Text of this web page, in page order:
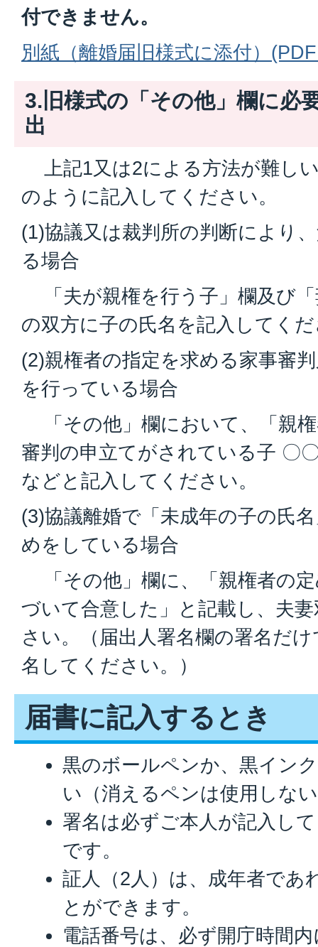
付できません。
別紙（離婚届旧様式に添付）
3.旧様式の「その他」欄に必
出
上記1又は2による方法が難し
のように記入してください。
(1)協議又は裁判所の判断により
る場合
「夫が親権を行う子」欄及び
の双方に子の氏名を記入してく
(2)親権者の指定を求める家事審
を行っている場合
「その他」欄において、「親
審判の申立てがされている子 〇
などと記入してください。
(3)協議離婚で「未成年の子の氏
めをしている場合
「その他」欄に、「親権者の
づいて合意した」と記載し、夫
さい。（届出人署名欄の署名だ
名してください。）
届書に記入するとき
黒のボールペンか、黒イン
い（消えるペンは使用しな
署名は必ずご本人が記入し
です。
証人（2人）は、成年者であ
とができます。
電話番号は、必ず開庁時間